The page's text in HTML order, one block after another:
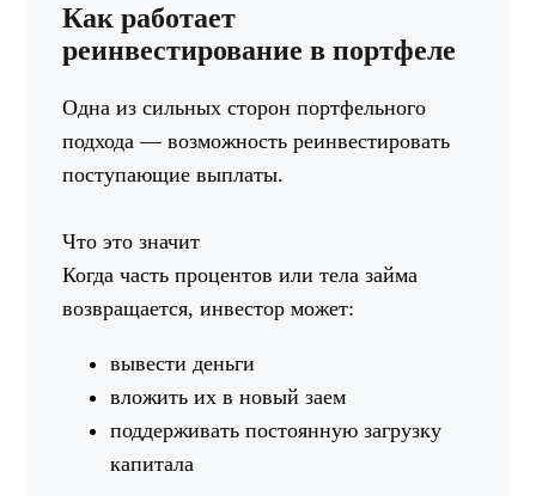
Как работает
реинвестирование в портфеле
Одна из сильных сторон портфельного
подхода — возможность реинвестировать
поступающие выплаты.
Что это значит
Когда часть процентов или тела займа
возвращается, инвестор может:
вывести деньги
вложить их в новый заем
поддерживать постоянную загрузку
капитала